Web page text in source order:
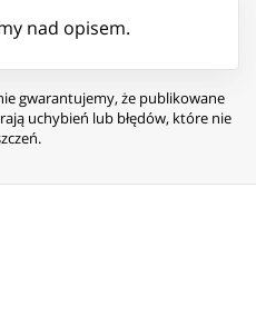
nad opisem.
gwarantujemy, że publikowane
uchybień lub błędów, które nie